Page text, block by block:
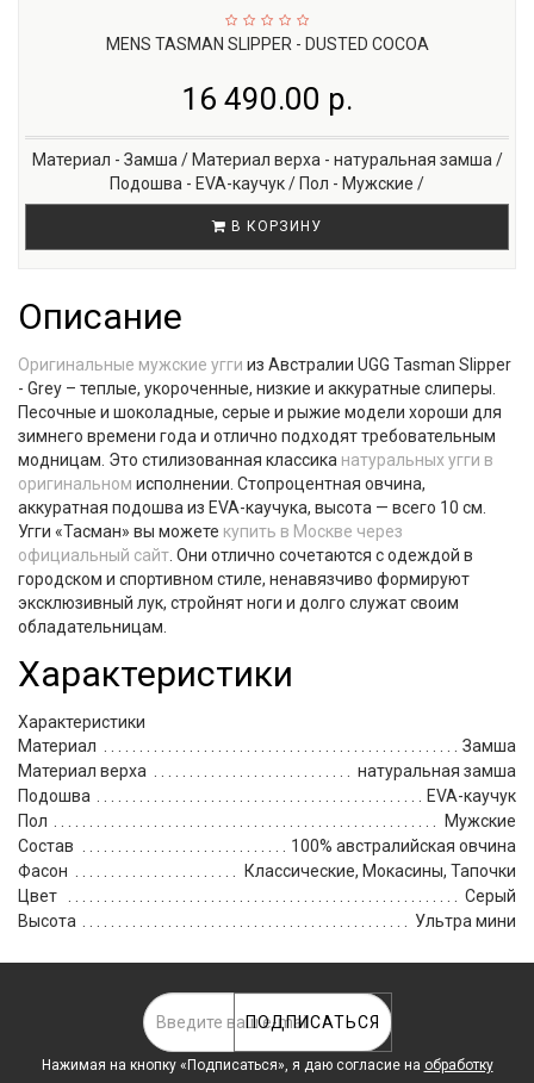
MENS TASMAN SLIPPER - DUSTED COCOA
16 490.00 р.
Материал - Замша / Материал верха - натуральная замша /
Подошва - EVA-каучук / Пол - Мужские /
В КОРЗИНУ
Описание
Оригинальные мужские угги из Австралии UGG Tasman Slipper
- Grey – теплые, укороченные, низкие и аккуратные слиперы.
Песочные и шоколадные, серые и рыжие модели хороши для
зимнего времени года и отлично подходят требовательным
модницам. Это стилизованная классика натуральных угги в
оригинальном исполнении. Стопроцентная овчина,
аккуратная подошва из EVA-каучука, высота — всего 10 см.
Угги «Тасман» вы можете купить в Москве через
официальный сайт. Они отлично сочетаются с одеждой в
городском и спортивном стиле, ненавязчиво формируют
эксклюзивный лук, стройнят ноги и долго служат своим
обладательницам.
Характеристики
Характеристики
Материал
Замша
Материал верха
натуральная замша
Подошва
EVA-каучук
Пол
Мужские
Состав
100% австралийская овчина
Фасон
Классические, Мокасины, Тапочки
Цвет
Серый
Высота
Ультра мини
ПОДПИСАТЬСЯ
Нажимая на кнопку «Подписаться», я даю cогласие на обработку